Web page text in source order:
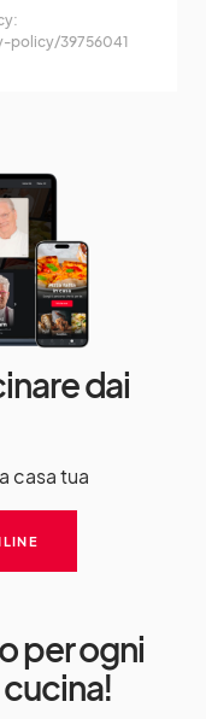
policy/39756041
dai
casa tua
per ogni